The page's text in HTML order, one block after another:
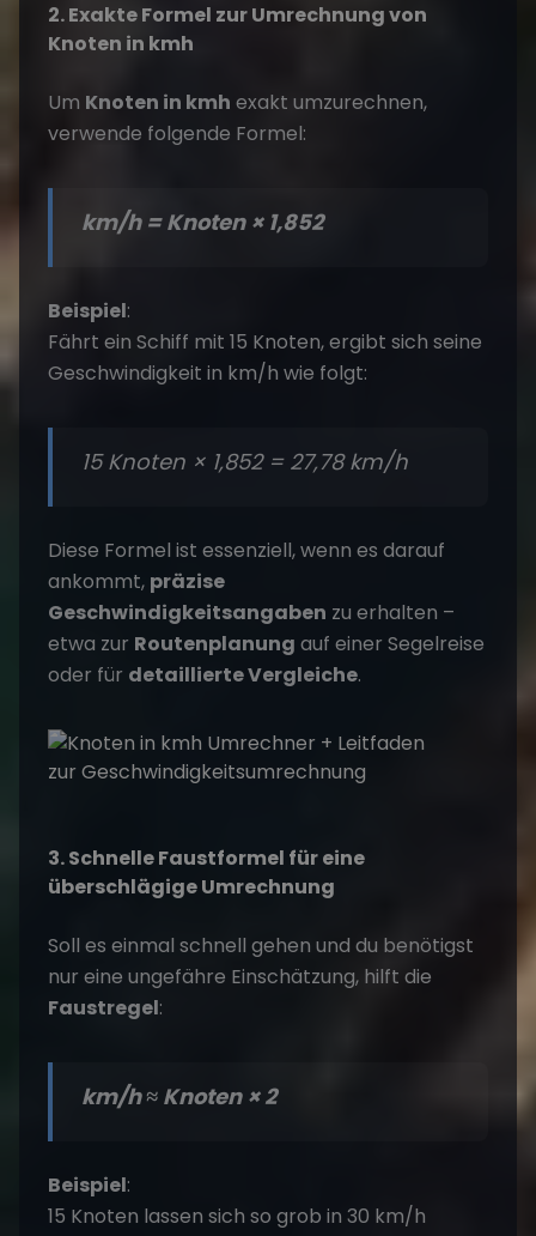
2. Exakte Formel zur Umrechnung von
Knoten in kmh
Um Knoten in kmh exakt umzurechnen,
verwende folgende Formel:
km/h = Knoten × 1,852
Beispiel:
Fährt ein Schiff mit 15 Knoten, ergibt sich seine
Geschwindigkeit in km/h wie folgt:
15 Knoten × 1,852 = 27,78 km/h
Diese Formel ist essenziell, wenn es darauf
ankommt, präzise
Geschwindigkeitsangaben zu erhalten –
etwa zur Routenplanung auf einer Segelreise
oder für detaillierte Vergleiche.
3. Schnelle Faustformel für eine
überschlägige Umrechnung
Soll es einmal schnell gehen und du benötigst
nur eine ungefähre Einschätzung, hilft die
Faustregel:
km/h ≈ Knoten × 2
Beispiel:
15 Knoten lassen sich so grob in 30 km/h